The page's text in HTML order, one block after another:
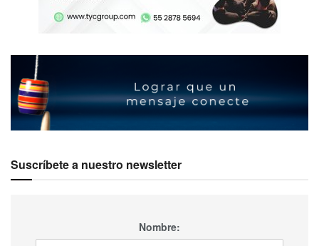
Suscríbete a nuestro newsletter
Nombre: